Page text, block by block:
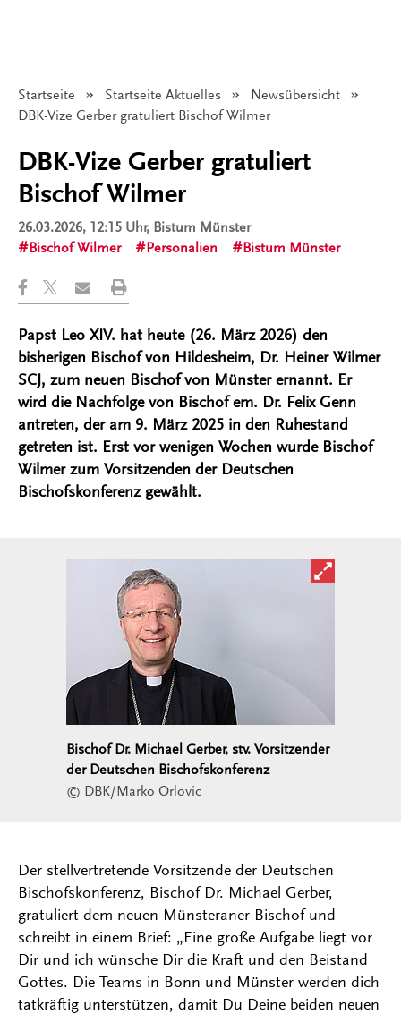
Startseite Startseite Aktuelles
Newsübersicht
Angezeigt:
DBK-Vize Gerber gratuliert Bischof Wilmer
DBK-Vize Gerber gratuliert
Bischof Wilmer
26.03.2026, 12:15 Uhr, Bistum Münster
Bischof Wilmer
Personalien Bistum Münster
Papst Leo XIV. hat heute (26. März 2026) den
bisherigen Bischof von Hildesheim, Dr. Heiner Wilmer
SCJ, zum neuen Bischof von Münster ernannt. Er
wird die Nachfolge von Bischof em. Dr. Felix Genn
antreten, der am 9. März 2025 in den Ruhestand
getreten ist. Erst vor wenigen Wochen wurde Bischof
Wilmer zum Vorsitzenden der Deutschen
Bischofskonferenz gewählt.
Bild in
Bischof Dr. Michael Gerber, stv. Vorsitzender
der Deutschen Bischofskonferenz
© DBK/Marko Orlovic
Der stellvertretende Vorsitzende der Deutschen
Bischofskonferenz, Bischof Dr. Michael Gerber,
gratuliert dem neuen Münsteraner Bischof und
schreibt in einem Brief: „Eine große Aufgabe liegt vor
Dir und ich wünsche Dir die Kraft und den Beistand
Gottes. Die Teams in Bonn und Münster werden dich
tatkräftig unterstützen, damit Du Deine beiden neuen